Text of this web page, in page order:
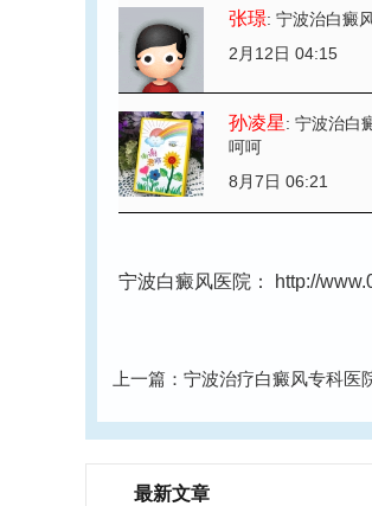
张璟: 宁波治白癜
2月12日 04:15
孙凌星: 宁波治白
呵呵
8月7日 06:21
宁波白癜风医院： http://
上一篇： 宁波治疗白癜风专科医
最新文章